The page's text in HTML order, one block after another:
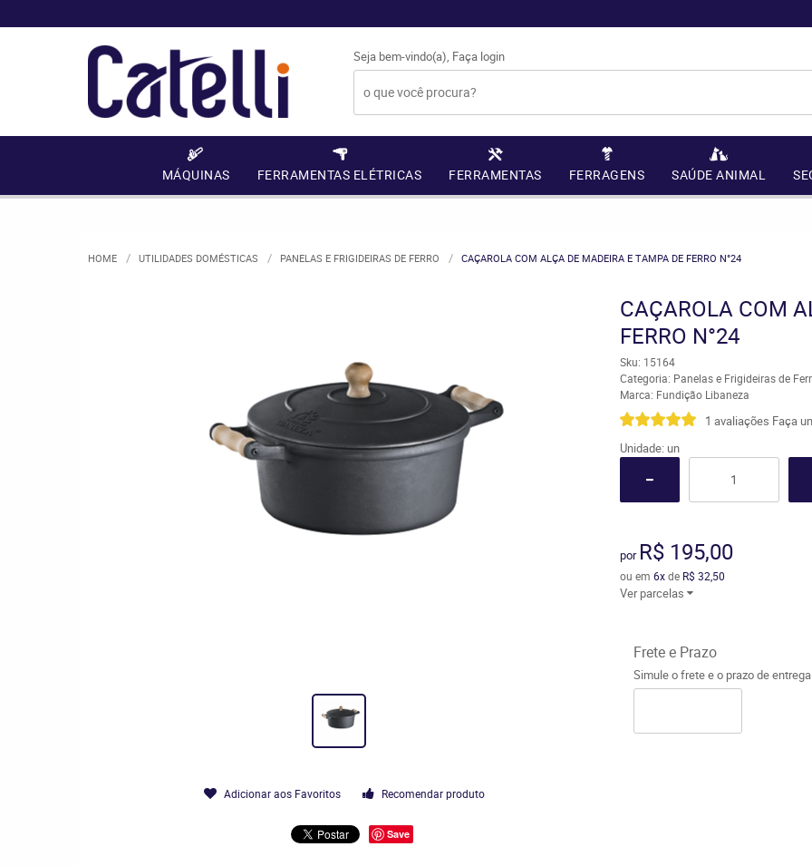
Seja bem-vindo(a), Faça login
MÁQUINAS FERRAMENTAS ELÉTRICAS FERRAMENTAS FERRAGENS SAÚDE ANIMAL
HOME UTILIDADES DOMÉSTICAS PANELAS E FRIGIDEIRAS DE FERRO CAÇAROLA COM ALÇA DE MADEIRA E TAMPA DE FERRO N°24
Adicionar aos Favoritos Recomendar produto
Save
CAÇAROLA COM
FERRO N°24
Sku: 15164
Categoria: Panelas e Frigideiras de
Marca: Fundição Libaneza
1 avaliações Faça
Unidade: un
por R$ 195,00
ou em 6xde R$ 32,50
Ver parcelas
Frete e Prazo
Simule o frete e o prazo de